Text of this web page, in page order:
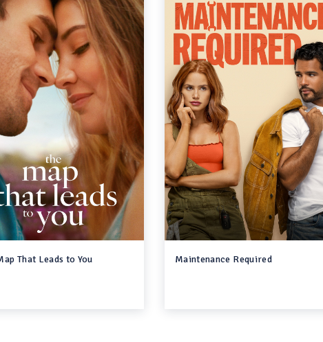
That Leads to You Maintenance Required